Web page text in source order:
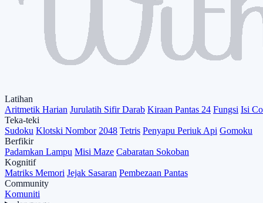
Latihan
Aritmetik Harian Jurulatih Sifir Darab Kiraan Pantas 24 Fungsi Isi
Teka-teki
Sudoku Klotski Nombor 2048 Tetris Penyapu Periuk Api Gomoku
Berfikir
Padamkan Lampu Misi Maze Cabaratan Sokoban
Kognitif
Matriks Memori Jejak Sasaran Pembezaan Pantas
Community
Komuniti